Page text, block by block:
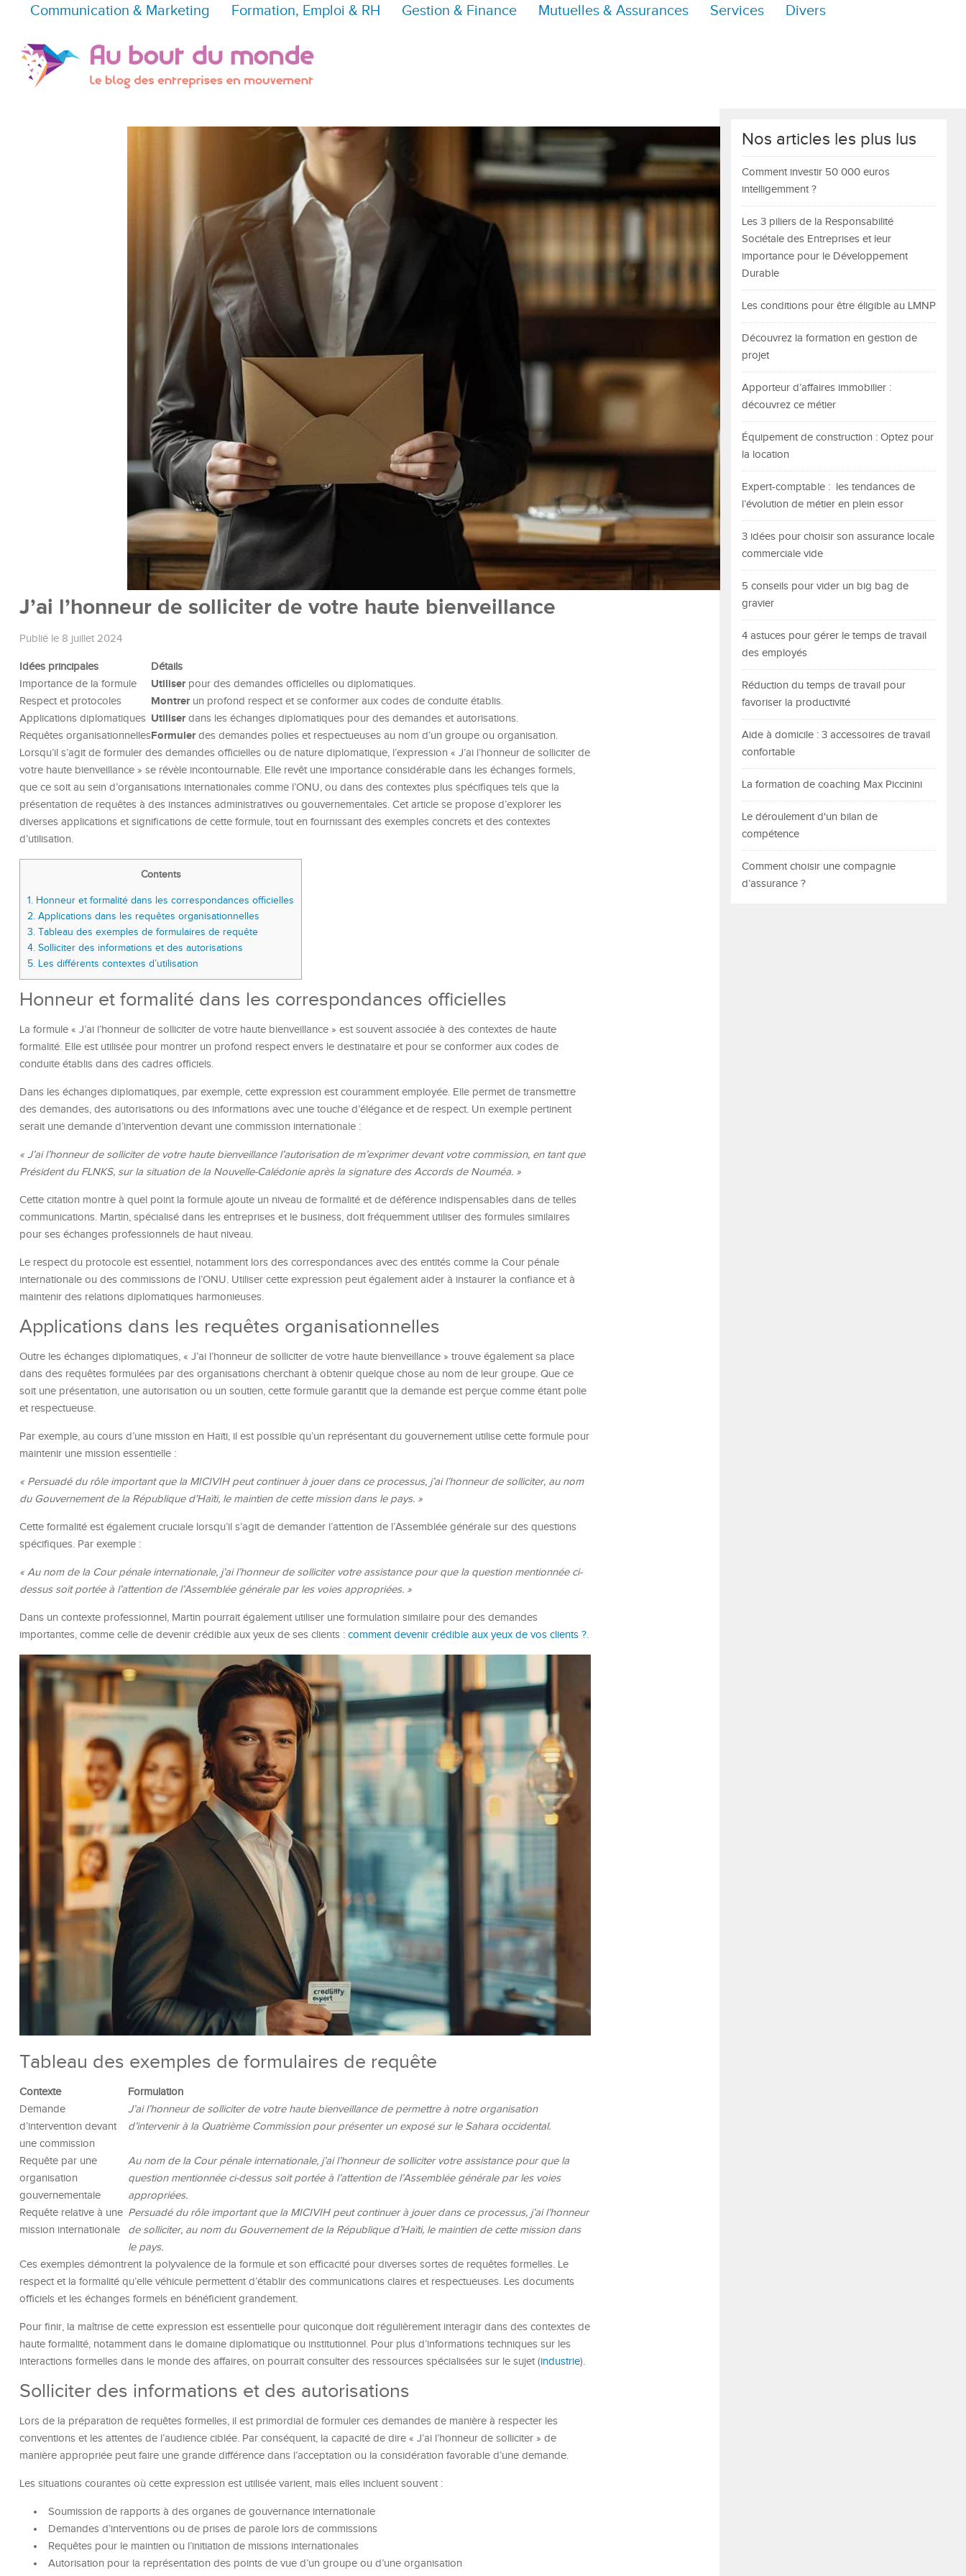
Communication & Marketing Formation, Emploi & RH Gestion & Finance Mutuelles & Assurances Services Divers
J’ai l’honneur de solliciter de votre haute bienveillance
Publié le 8 juillet 2024
Idées principales
Détails
Importance de la formule
Utiliserpour des demandes officielles ou diplomatiques.
Respect et protocoles
Montrerun profond respect et se conformer aux codes de conduite établis.
Applications diplomatiques Utiliserdans les échanges diplomatiques pour des demandes et autorisations.
Requêtes organisationnellesFormulerdes demandes polies et respectueuses au nom d’un groupe ou organisation.
Lorsqu’il s’agit de formuler des demandes officielles ou de nature diplomatique, l’expression « J’ai l’honneur de solliciter de
votre haute bienveillance » se révèle incontournable. Elle revêt une importance considérable dans les échanges formels,
que ce soit au sein d’organisations internationales comme l’ONU, ou dans des contextes plus spécifiques tels que la
présentation de requêtes à des instances administratives ou gouvernementales. Cet article se propose d’explorer les
diverses applications et significations de cette formule, tout en fournissant des exemples concrets et des contextes
d’utilisation.
Contents
1. Honneur et formalité dans les correspondances officielles
2. Applications dans les requêtes organisationnelles
3. Tableau des exemples de formulaires de requête
4. Solliciter des informations et des autorisations
5. Les différents contextes d’utilisation
Honneur et formalité dans les correspondances officielles
La formule « J’ai l’honneur de solliciter de votre haute bienveillance » est souvent associée à des contextes de haute
formalité. Elle est utilisée pour montrer un profond respect envers le destinataire et pour se conformer aux codes de
conduite établis dans des cadres officiels.
Dans les échanges diplomatiques, par exemple, cette expression est couramment employée. Elle permet de transmettre
des demandes, des autorisations ou des informations avec une touche d’élégance et de respect. Un exemple pertinent
serait une demande d’intervention devant une commission internationale :
« J’ai l’honneur de solliciter de votre haute bienveillance l’autorisation de m’exprimer devant votre commission, en tant que
Président du FLNKS, sur la situation de la Nouvelle-Calédonie après la signature des Accords de Nouméa. »
Cette citation montre à quel point la formule ajoute un niveau de formalité et de déférence indispensables dans de telles
communications. Martin, spécialisé dans les entreprises et le business, doit fréquemment utiliser des formules similaires
pour ses échanges professionnels de haut niveau.
Le respect du protocole est essentiel, notamment lors des correspondances avec des entités comme la Cour pénale
internationale ou des commissions de l’ONU. Utiliser cette expression peut également aider à instaurer la confiance et à
maintenir des relations diplomatiques harmonieuses.
Applications dans les requêtes organisationnelles
Outre les échanges diplomatiques, « J’ai l’honneur de solliciter de votre haute bienveillance » trouve également sa place
dans des requêtes formulées par des organisations cherchant à obtenir quelque chose au nom de leur groupe. Que ce
soit une présentation, une autorisation ou un soutien, cette formule garantit que la demande est perçue comme étant polie
et respectueuse.
Par exemple, au cours d’une mission en Haïti, il est possible qu’un représentant du gouvernement utilise cette formule pour
maintenir une mission essentielle :
« Persuadé du rôle important que la MICIVIH peut continuer à jouer dans ce processus, j’ai l’honneur de solliciter, au nom
du Gouvernement de la République d’Haïti, le maintien de cette mission dans le pays. »
Cette formalité est également cruciale lorsqu’il s’agit de demander l’attention de l’Assemblée générale sur des questions
spécifiques. Par exemple :
« Au nom de la Cour pénale internationale, j’ai l’honneur de solliciter votre assistance pour que la question mentionnée ci-
dessus soit portée à l’attention de l’Assemblée générale par les voies appropriées. »
Dans un contexte professionnel, Martin pourrait également utiliser une formulation similaire pour des demandes
importantes, comme celle de devenir crédible aux yeux de ses clients : comment devenir crédible aux yeux de vos clients ?.
Tableau des exemples de formulaires de requête
Contexte
Formulation
Demande
d’intervention devant
une commission
J’ai l’honneur de solliciter de votre haute bienveillance de permettre à notre organisation
d’intervenir à la Quatrième Commission pour présenter un exposé sur le Sahara occidental.
Requête par une
organisation
gouvernementale
Au nom de la Cour pénale internationale, j’ai l’honneur de solliciter votre assistance pour que la
question mentionnée ci-dessus soit portée à l’attention de l’Assemblée générale par les voies
appropriées.
Requête relative à une
mission internationale
Persuadé du rôle important que la MICIVIH peut continuer à jouer dans ce processus, j’ai l’honneur
de solliciter, au nom du Gouvernement de la République d’Haïti, le maintien de cette mission dans
le pays.
Ces exemples démontrent la polyvalence de la formule et son efficacité pour diverses sortes de requêtes formelles. Le
respect et la formalité qu’elle véhicule permettent d’établir des communications claires et respectueuses. Les documents
officiels et les échanges formels en bénéficient grandement.
Pour finir, la maîtrise de cette expression est essentielle pour quiconque doit régulièrement interagir dans des contextes de
haute formalité, notamment dans le domaine diplomatique ou institutionnel. Pour plus d’informations techniques sur les
interactions formelles dans le monde des affaires, on pourrait consulter des ressources spécialisées sur le sujet (industrie).
Solliciter des informations et des autorisations
Lors de la préparation de requêtes formelles, il est primordial de formuler ces demandes de manière à respecter les
conventions et les attentes de l’audience ciblée. Par conséquent, la capacité de dire « J’ai l’honneur de solliciter » de
manière appropriée peut faire une grande différence dans l’acceptation ou la considération favorable d’une demande.
Les situations courantes où cette expression est utilisée varient, mais elles incluent souvent :
Soumission de rapports à des organes de gouvernance internationale
Demandes d’interventions ou de prises de parole lors de commissions
Requêtes pour le maintien ou l’initiation de missions internationales
Autorisation pour la représentation des points de vue d’un groupe ou d’une organisation
Nos articles les plus lus
Comment investir 50 000 euros
intelligemment ?
Les 3 piliers de la Responsabilité
Sociétale des Entreprises et leur
importance pour le Développement
Durable
Les conditions pour être éligible au LMNP
Découvrez la formation en gestion de
projet
Apporteur d’affaires immobilier :
découvrez ce métier
Équipement de construction : Optez pour
la location
Expert-comptable : les tendances de
l’évolution de métier en plein essor
3 idées pour choisir son assurance locale
commerciale vide
5 conseils pour vider un big bag de
gravier
4 astuces pour gérer le temps de travail
des employés
Réduction du temps de travail pour
favoriser la productivité
Aide à domicile : 3 accessoires de travail
confortable
La formation de coaching Max Piccinini
Le déroulement d'un bilan de
compétence
Comment choisir une compagnie
d’assurance ?